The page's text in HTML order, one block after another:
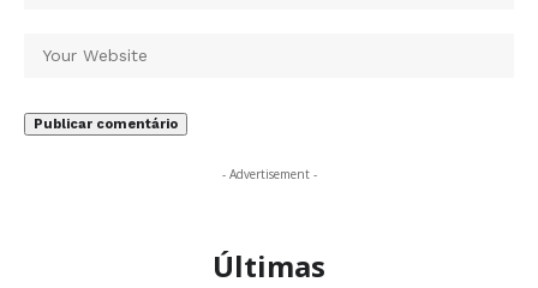
- Advertisement -
Últimas